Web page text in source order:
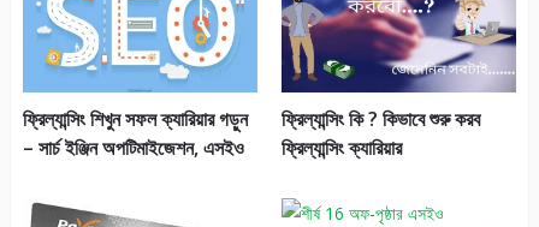
ফ্রিল্যান্সিং শিখুন সফল ক্যারিয়ার গড়ুন
– সার্চ ইঞ্জিন অপটিমাইজেশন, এসইও
ফ্রিল্যান্সিং কি ? কিভাবে শুরু করব
ফ্রিল্যান্সিং ক্যারিয়ার